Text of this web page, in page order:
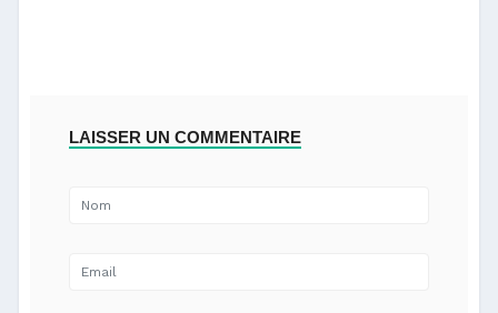
LAISSER UN COMMENTAIRE